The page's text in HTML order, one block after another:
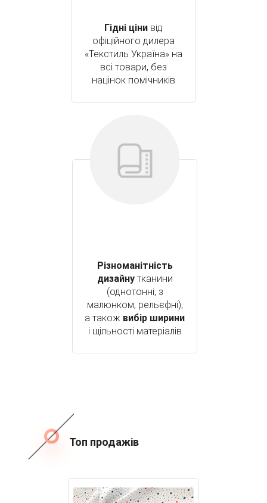
Гідні ціни від
офіційного дилера
«Текстиль Україна» на
всі товари, без
націнок помічників
Різноманітність
дизайнутканини
(однотонні, з
малюнком, рельєфні);
а також вибір ширини
і щільності матеріалів
Топ продажів